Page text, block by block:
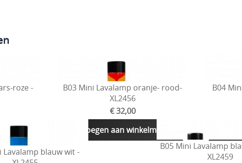
roze -
B03 Mini Lavalamp oranje- rood-
XL2456
€ 32,00
Toevoegen aan winkelmandje
B04
Lavalamp blauw wit -
B05 Mini Lavalamp
XL2459